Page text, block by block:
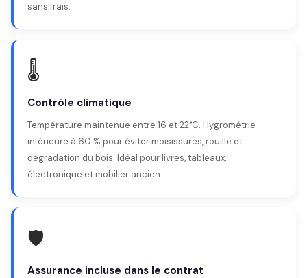
sans frais.
🌡️
Contrôle climatique
Température maintenue entre 16 et 22°C. Hygrométrie
inférieure à 60 % pour éviter moisissures, rouille et
dégradation du bois. Idéal pour livres, tableaux,
électronique et mobilier ancien.
🛡️
Assurance incluse dans le contrat